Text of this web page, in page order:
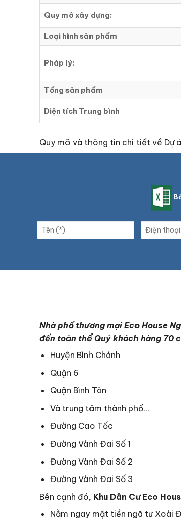
Quy mô xây dựng:
Loại hình sản phẩm
Pháp lý:
Tổng sản phẩm
Diện tích Trung bình
Quy mô và thông tin chi tiết về Dự
Nhà phố thương mại Eco House
đến toàn thể Quý khách hàng 70
Huyện Bình Chánh
Quận 6
Quận Bình Tân
Và trung tâm thành phố…
Đường Cao Tốc
Đường Vành Đai Số 1
Đường Vành Đai Số 2
Đường Vành Đai Số 3
Bên cạnh đó, Khu Dân Cư Eco
Nằm ngay mặt tiền ngã tư Xoài